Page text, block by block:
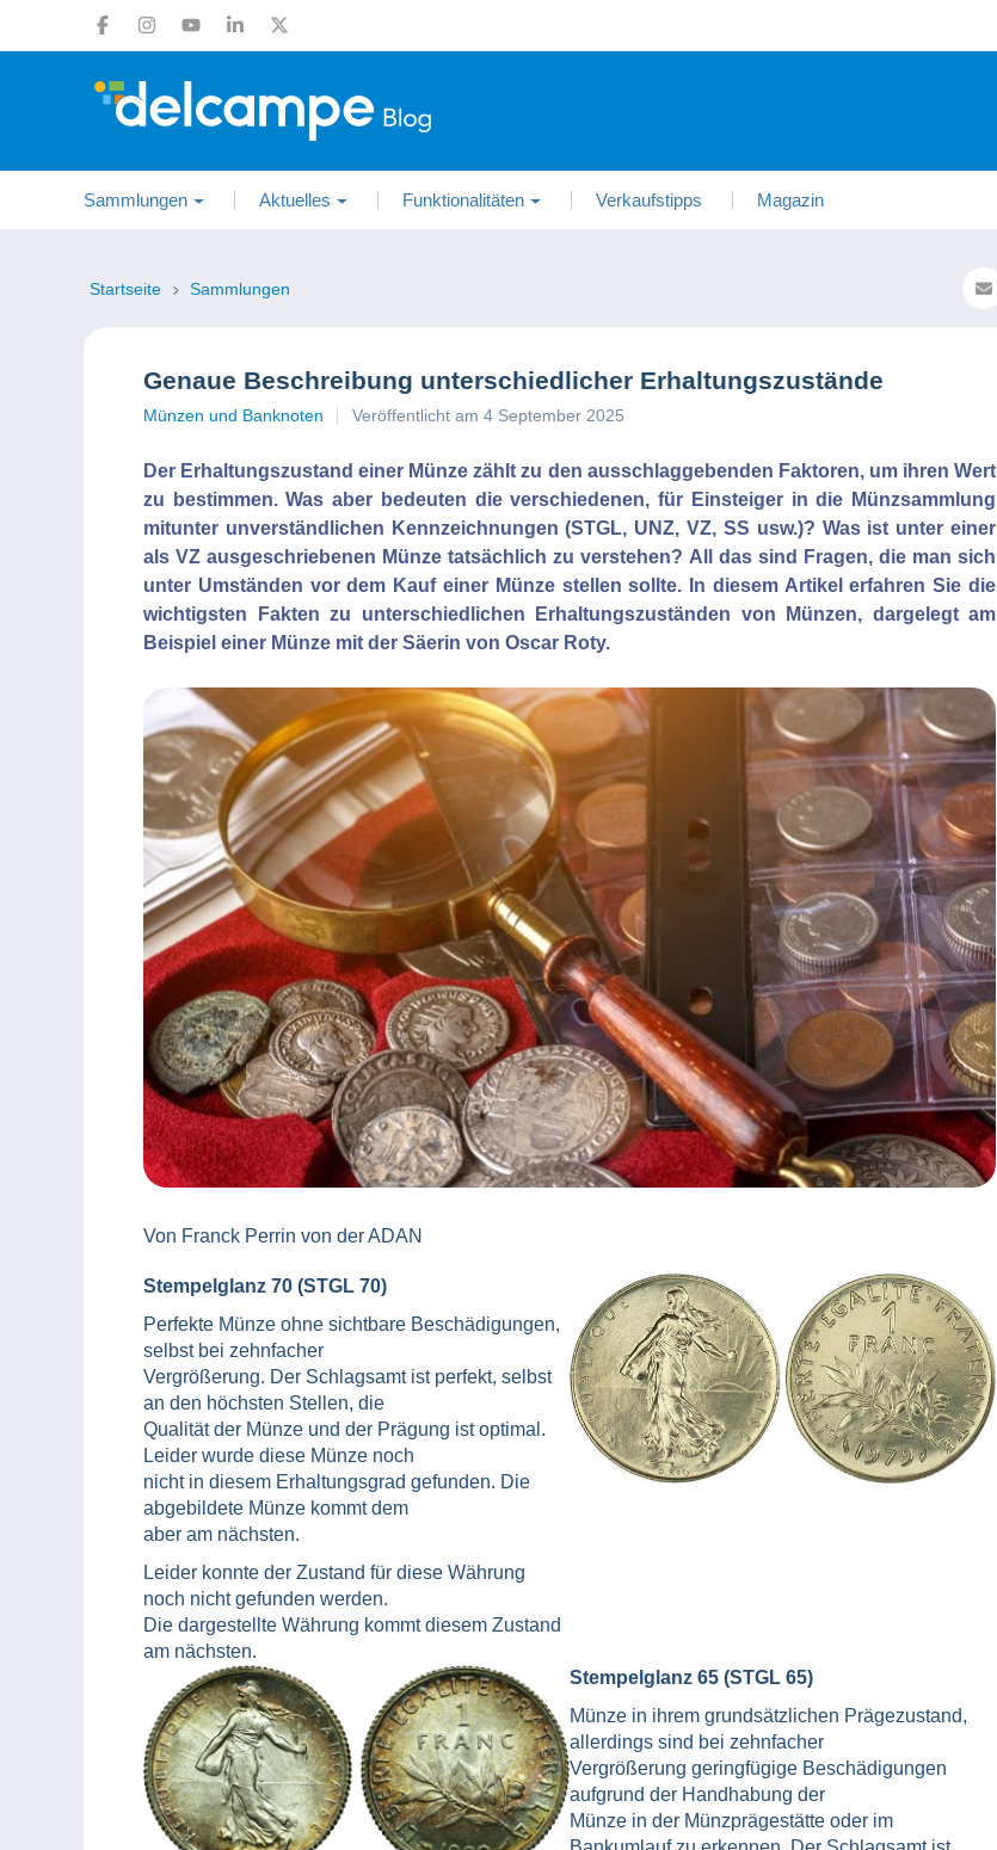
Sammlungen Aktuelles Funktionalitäten Verkaufstipps Magazin
Startseite Sammlungen
Genaue Beschreibung unterschiedlicher Erhaltungszustände
Münzen und Banknoten Veröffentlicht am 4 September 2025
Der Erhaltungszustand einer Münze zählt zu den ausschlaggebenden Faktoren, um ihren Wert
zu bestimmen. Was aber bedeuten die verschiedenen, für Einsteiger in die Münzsammlung
mitunter unverständlichen Kennzeichnungen (STGL, UNZ, VZ, SS usw.)? Was ist unter einer
als VZ ausgeschriebenen Münze tatsächlich zu verstehen? All das sind Fragen, die man sich
unter Umständen vor dem Kauf einer Münze stellen sollte. In diesem Artikel erfahren Sie die
wichtigsten Fakten zu unterschiedlichen Erhaltungszuständen von Münzen, dargelegt am
Beispiel einer Münze mit der Säerin von Oscar Roty.
Von Franck Perrin von der ADAN
Stempelglanz 70 (STGL 70)
Perfekte Münze ohne sichtbare Beschädigungen,
selbst bei zehnfacher
Vergrößerung. Der Schlagsamt ist perfekt, selbst
an den höchsten Stellen, die
Qualität der Münze und der Prägung ist optimal.
Leider wurde diese Münze noch
nicht in diesem Erhaltungsgrad gefunden. Die
abgebildete Münze kommt dem
aber am nächsten.
Leider konnte der Zustand für diese Währung
noch nicht gefunden werden.
Die dargestellte Währung kommt diesem Zustand
am nächsten.
Stempelglanz 65 (STGL 65)
Münze in ihrem grundsätzlichen Prägezustand,
allerdings sind bei zehnfacher
Vergrößerung geringfügige Beschädigungen
aufgrund der Handhabung der
Münze in der Münzprägestätte oder im